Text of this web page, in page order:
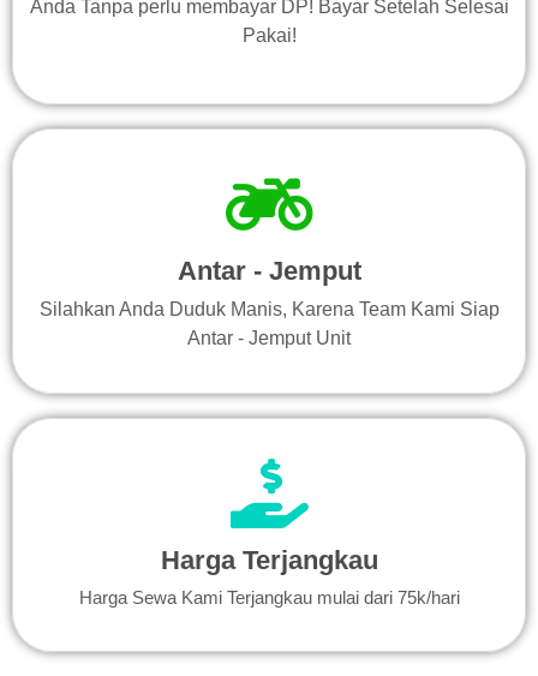
Anda Tanpa perlu membayar DP! Bayar Setelah Selesai
Pakai!
Antar - Jemput
Silahkan Anda Duduk Manis, Karena Team Kami Siap
Antar - Jemput Unit
Harga Terjangkau
Harga Sewa Kami Terjangkau mulai dari 75k/hari